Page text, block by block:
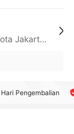
Daerah Khusus Ibukota Jakarta, Kota Jakarta Barat, Cengkareng, yy
Hari Pengembalian